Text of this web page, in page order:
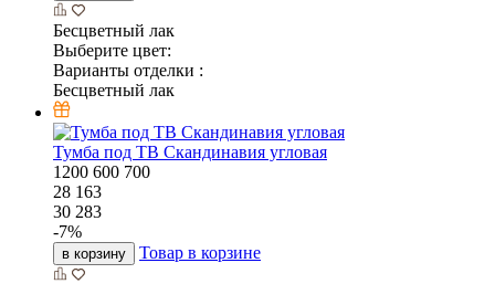
Бесцветный лак
Выберите цвет:
Варианты отделки :
Бесцветный лак
Тумба под ТВ Скандинавия угловая
1200 600 700
28 163
30 283
-7%
в корзину Товар в корзине